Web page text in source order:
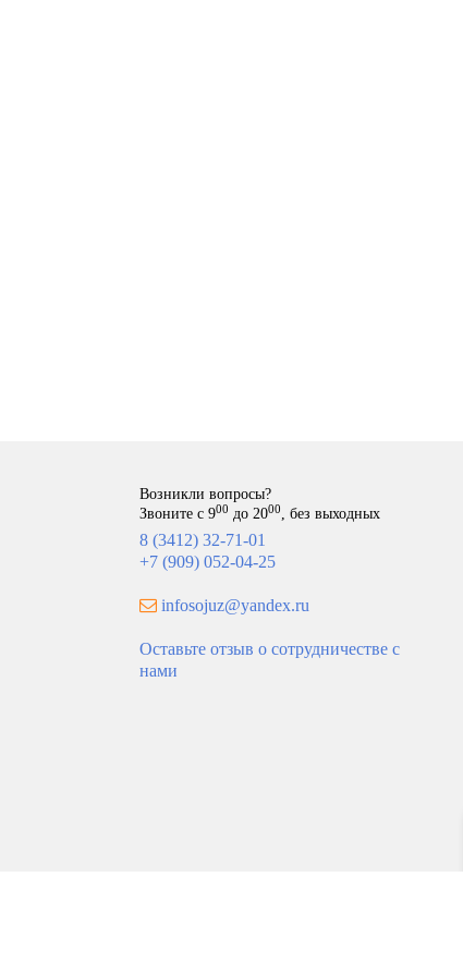
Возникли вопросы?
Звоните с 900 до 2000, без выходных
8 (3412) 32-71-01
+7 (909) 052-04-25
infosojuz@yandex.ru
Оставьте отзыв о сотрудничестве с
нами